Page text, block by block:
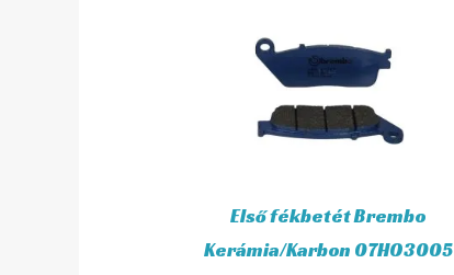
Első fékbetét Brembo
Kerámia/Karbon 07HO3005